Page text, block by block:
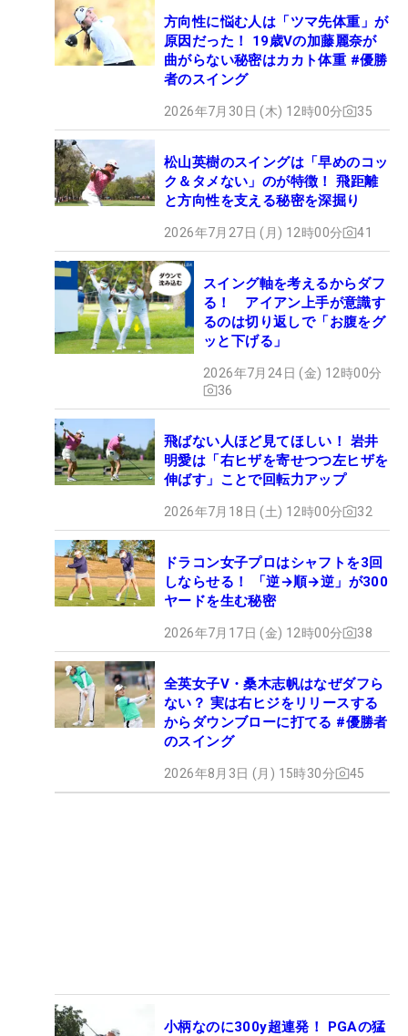
方向性に悩む人は「ツマ先体重」が
原因だった！ 19歳Vの加藤麗奈が
曲がらない秘密はカカト体重 #優勝
者のスイング
2026年7月30日 (木) 12時00分 35
松山英樹のスイングは「早めのコッ
ク＆タメない」のが特徴！ 飛距離
と方向性を支える秘密を深掘り
2026年7月27日 (月) 12時00分 41
スイング軸を考えるからダフ
る！ アイアン上手が意識す
るのは切り返しで「お腹をグ
ッと下げる」
2026年7月24日 (金) 12時00分
36
飛ばない人ほど見てほしい！ 岩井
明愛は「右ヒザを寄せつつ左ヒザを
伸ばす」ことで回転力アップ
2026年7月18日 (土) 12時00分 32
ドラコン女子プロはシャフトを3回
しならせる！ 「逆→順→逆」が300
ヤードを生む秘密
2026年7月17日 (金) 12時00分 38
全英女子V・桑木志帆はなぜダフら
ない？ 実は右ヒジをリリースする
からダウンブローに打てる #優勝者
のスイング
2026年8月3日 (月) 15時30分 45
小柄なのに300y超連発！ PGAの猛